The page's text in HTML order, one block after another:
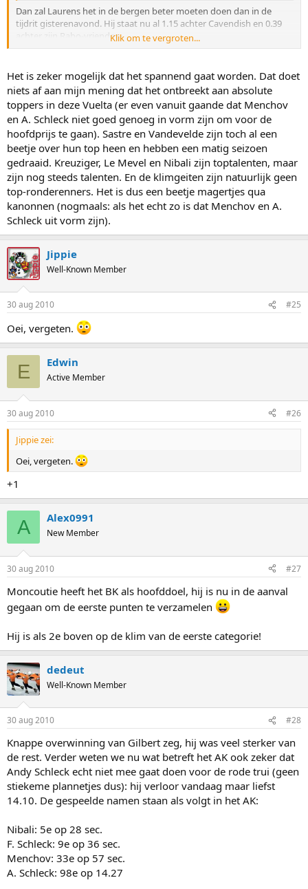
Dan zal Laurens het in de bergen beter moeten doen dan in de
tijdrit gisterenavond. Hij staat nu al 1.15 achter Cavendish en 0.39
achter zijn Rabo-vrienden.
dedeut zei:
Het wordt dus een beetje een armoedige Vuelta wat dat betreft.
Klik om te vergroten...
Misschien dat er van de echte toppers maar een paar meedoen (je
noemt Menchov, Sastre, Schleck en Schleck), maar er zijn toch een
hoop renners aanwezig die best aardig bergop kunnen rijden hoor.
Nibali, Arroyo en Bruseghin hebben al op het podium gestaan in de
Giro; Kreuziger, Le Mevel en VandeVelde hebben al top tien gereden
in de Tour en dan is er nog een hele rits Spaanse klimgeiten die je er
ook nog niet zomaar hebt afgereden, denk aan Anton, Barredo,
Garate, Mosquera, Rodriguez en Tondo. En wie weet kunnen
Laurens Ten Dam, Nicholas Roche en Vladimir Karpets voor wat
spanning zorgen.
Klik om te vergroten...
Het is zeker mogelijk dat het spannend gaat worden. Dat doet
niets af aan mijn mening dat het ontbreekt aan absolute
toppers in deze Vuelta (er even vanuit gaande dat Menchov
en A. Schleck niet goed genoeg in vorm zijn om voor de
hoofdprijs te gaan). Sastre en Vandevelde zijn toch al een
beetje over hun top heen en hebben een matig seizoen
gedraaid. Kreuziger, Le Mevel en Nibali zijn toptalenten, maar
zijn nog steeds talenten. En de klimgeiten zijn natuurlijk geen
top-ronderenners. Het is dus een beetje magertjes qua
kanonnen (nogmaals: als het echt zo is dat Menchov en A.
Schleck uit vorm zijn).
Jippie
Well-Known Member
30 aug 2010 #25
Oei, vergeten.
E Edwin
Active Member
30 aug 2010 #26
Jippie zei:
Oei, vergeten.
+1
A Alex0991
New Member
30 aug 2010 #27
Moncoutie heeft het BK als hoofddoel, hij is nu in de aanval
gegaan om de eerste punten te verzamelen
Hij is als 2e boven op de klim van de eerste categorie!
dedeut
Well-Known Member
30 aug 2010 #28
Knappe overwinning van Gilbert zeg, hij was veel sterker van
de rest. Verder weten we nu wat betreft het AK ook zeker dat
Andy Schleck echt niet mee gaat doen voor de rode trui (geen
stiekeme plannetjes dus): hij verloor vandaag maar liefst
14.10. De gespeelde namen staan als volgt in het AK:
Nibali: 5e op 28 sec.
F. Schleck: 9e op 36 sec.
Menchov: 33e op 57 sec.
A. Schleck: 98e op 14.27